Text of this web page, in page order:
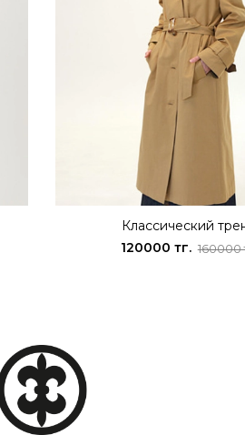
Классический
120000 тг. 160000